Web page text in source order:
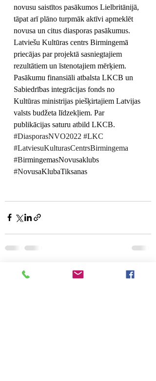
novusu saistītos pasākumos Lielbritānijā,
tāpat arī plāno turpmāk aktīvi apmeklēt
novusa un citus diasporas pasākumus.
Latviešu Kultūras centrs Birmingemā
priecājas par projektā sasniegtajiem
rezultātiem un īstenotajiem mērķiem.
Pasākumu finansiāli atbalsta LKCB un
Sabiedrības integrācijas fonds no
Kultūras ministrijas piešķirtajiem Latvijas
valsts budžeta līdzekļiem. Par
publikācijas saturu atbild LKCB.
#DiasporasNVO2022 #LKC
#LatviesuKulturasCentrsBirmingema
#BirmingemasNovusaklubs
#NovusaKlubaTiksanas
Jaunākie ieraksti Skatīt visu